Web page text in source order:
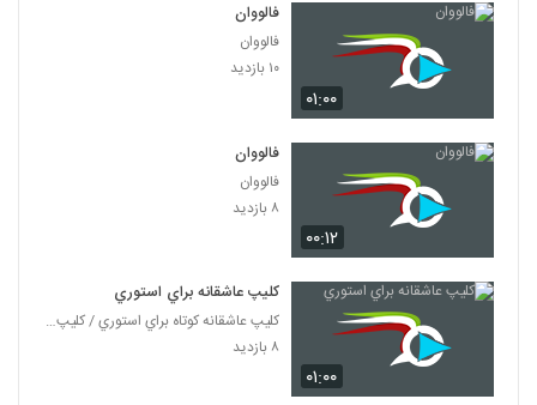
۰۱:۰۰
فالووان
فالووان
۱۰ بازدید
۰۰:۱۲
فالووان
فالووان
۸ بازدید
۰۱:۰۰
کليپ عاشقانه براي استوري
کليپ عاشقانه کوتاه براي استوري / کليپ احساسي و عاش
۸ بازدید